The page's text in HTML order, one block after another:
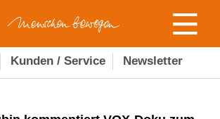
Kunden / Service Newsletter